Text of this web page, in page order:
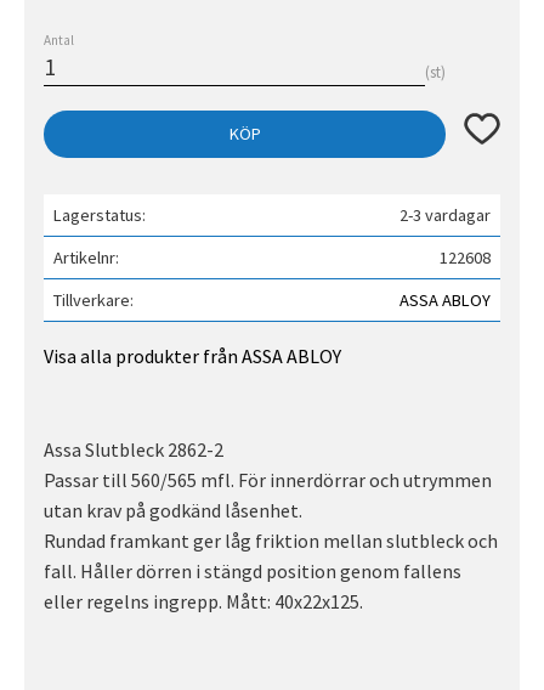
Antal
st
KÖP Lägg till
Lagerstatus
2-3 vardagar
Artikelnr
122608
Tillverkare
ASSA ABLOY
Visa alla produkter från ASSA ABLOY
Assa Slutbleck 2862-2
Passar till 560/565 mfl. För innerdörrar och utrymmen
utan krav på godkänd låsenhet.
Rundad framkant ger låg friktion mellan slutbleck och
fall. Håller dörren i stängd position genom fallens
eller regelns ingrepp. Mått: 40x22x125.